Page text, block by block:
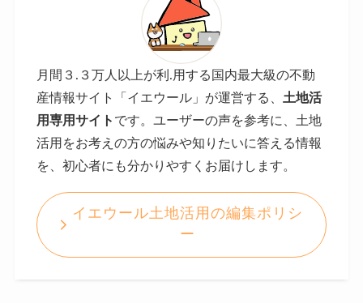
月間３.３ 万人以上が利.用する国内最大級の不動
産情報サイト「イエウール」が運営する、 土地活
用専用サイト です。ユーザーの声を参考に、土地
活用をお考えの方の悩みや知りたいに答える情報
を、初心者にも分かりやすくお届けします。
イエウール土地活用の編集ポリシ
ー